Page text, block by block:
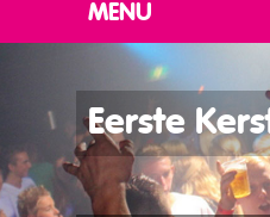
MENU
Eerste